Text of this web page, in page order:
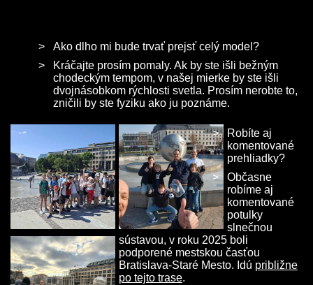
Ako dlho mi bude trvať prejsť celý model?
Kráčajte prosím pomaly. Ak by ste išli bežným
chodeckým tempom, v našej mierke by ste išli
dvojnásobkom rýchlosti svetla. Prosím nerobte to,
zničili by ste fyziku ako ju poznáme.
Robíte aj
komentované
prehliadky?
Občasne
robíme aj
komentované
potulky
slnečnou
sústavou, v roku 2025 boli
podporené mestskou časťou
Bratislava-Staré Mesto. Idú približne
po tejto trase.